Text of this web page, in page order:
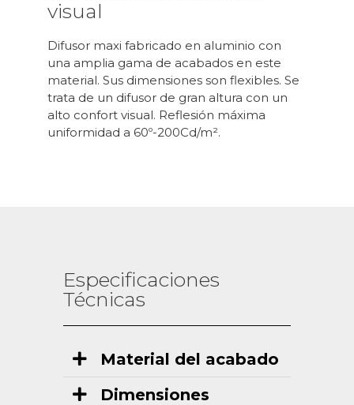
visual
Difusor maxi fabricado en aluminio con
una amplia gama de acabados en este
material. Sus dimensiones son flexibles. Se
trata de un difusor de gran altura con un
alto confort visual. Reflesión máxima
uniformidad a 60º-200Cd/m².
Especificaciones
Técnicas
Material del acabado
Dimensiones